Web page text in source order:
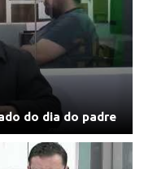
do dia do padre